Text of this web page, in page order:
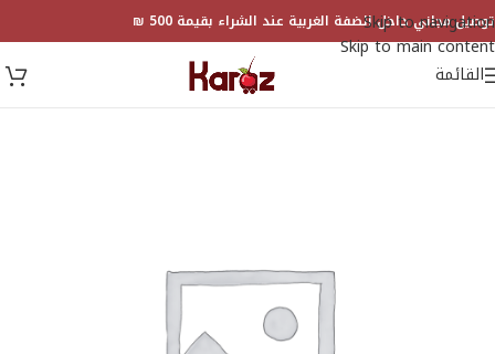
Skip to navigation
Skip to main content
توصيل مجاني داخل الضفة الغربية عند الشراء بقيمة 500 ₪
القائمة